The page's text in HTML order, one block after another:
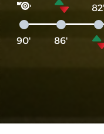
'82
'86
'90